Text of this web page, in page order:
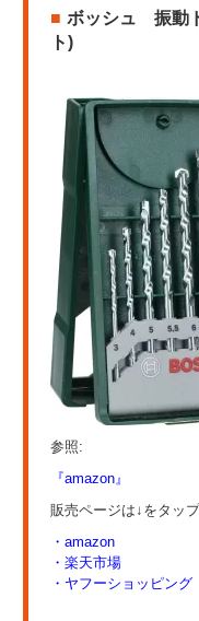
ボッシュ 振動
ト)
参照:
『amazon』
販売ページは↓をタッ
・amazon
・楽天市場
・ヤフーショッピング